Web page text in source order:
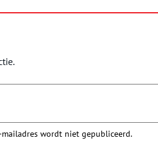
wordt niet gepubliceerd.